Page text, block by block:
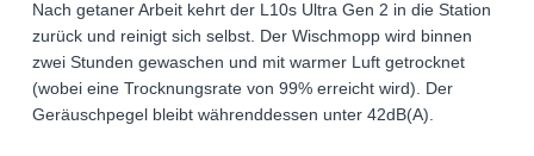
Nach getaner Arbeit kehrt der L10s Ultra Gen 2 in die Station
zurück und reinigt sich selbst. Der Wischmopp wird binnen
zwei Stunden gewaschen und mit warmer Luft getrocknet
(wobei eine Trocknungsrate von 99% erreicht wird). Der
Geräuschpegel bleibt währenddessen unter 42dB(A).